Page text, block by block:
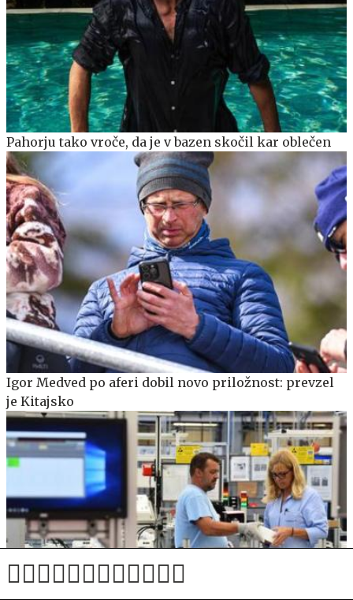
Pahorju tako vroče, da je v bazen skočil kar oblečen
Igor Medved po aferi dobil novo priložnost: prevzel
je Kitajsko